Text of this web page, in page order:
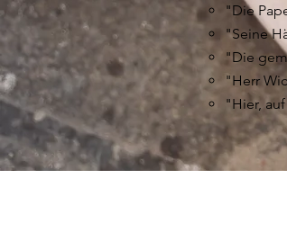
"Die
"Seine
"Die
"Herr
"Hier,